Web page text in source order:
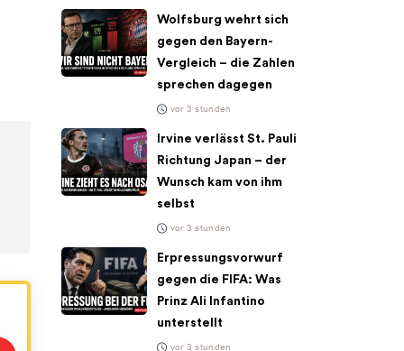
Wolfsburg wehrt sich
gegen den Bayern-
Vergleich – die Zahlen
sprechen dagegen
vor 3 stunden
Irvine verlässt St. Pauli
Richtung Japan – der
Wunsch kam von ihm
selbst
vor 3 stunden
Erpressungsvorwurf
gegen die FIFA: Was
Prinz Ali Infantino
unterstellt
vor 3 stunden